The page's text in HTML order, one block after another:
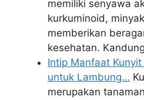
memiliki senyawa
kurkuminoid,
memberikan
kesehatan.
Intip Manfaat
untuk Lambung…
merupakan